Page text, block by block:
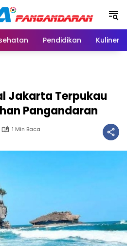
Pendidikan Kuliner
Jakarta Terpukau
Pangandaran
1 Min Baca